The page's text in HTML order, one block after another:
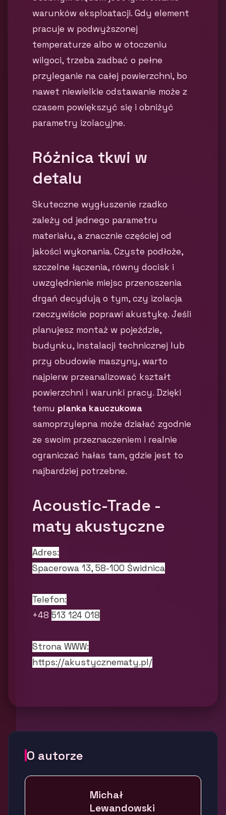
warunków eksploatacji. Gdy element
pracuje w podwyższonej
temperaturze albo w otoczeniu
wilgoci, trzeba zadbać o pełne
przyleganie na całej powierzchni, bo
nawet niewielkie odstawanie może z
czasem powiększyć się i obniżyć
parametry izolacyjne.
Różnica tkwi w
detalu
Skuteczne wygłuszenie rzadko
zależy od jednego parametru
materiału, a znacznie częściej od
jakości wykonania. Czyste podłoże,
szczelne łączenia, równy docisk i
uwzględnienie miejsc przenoszenia
drgań decydują o tym, czy izolacja
rzeczywiście poprawi akustykę. Jeśli
planujesz montaż w pojeździe,
budynku, instalacji technicznej lub
przy obudowie maszyny, warto
najpierw przeanalizować kształt
powierzchni i warunki pracy. Dzięki
temu pianka kauczukowa
samoprzylepna może działać zgodnie
ze swoim przeznaczeniem i realnie
ograniczać hałas tam, gdzie jest to
najbardziej potrzebne.
Acoustic-Trade -
maty akustyczne
Adres:
Spacerowa 13, 58-100 Świdnica
Telefon:
+48 513 124 018
Strona WWW:
https://akustycznematy.pl/
O autorze
Michał
Lewandowski